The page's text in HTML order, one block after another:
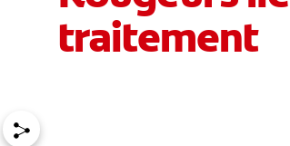
POUR LES PROFESSIONNELS CH (FR)
traitement